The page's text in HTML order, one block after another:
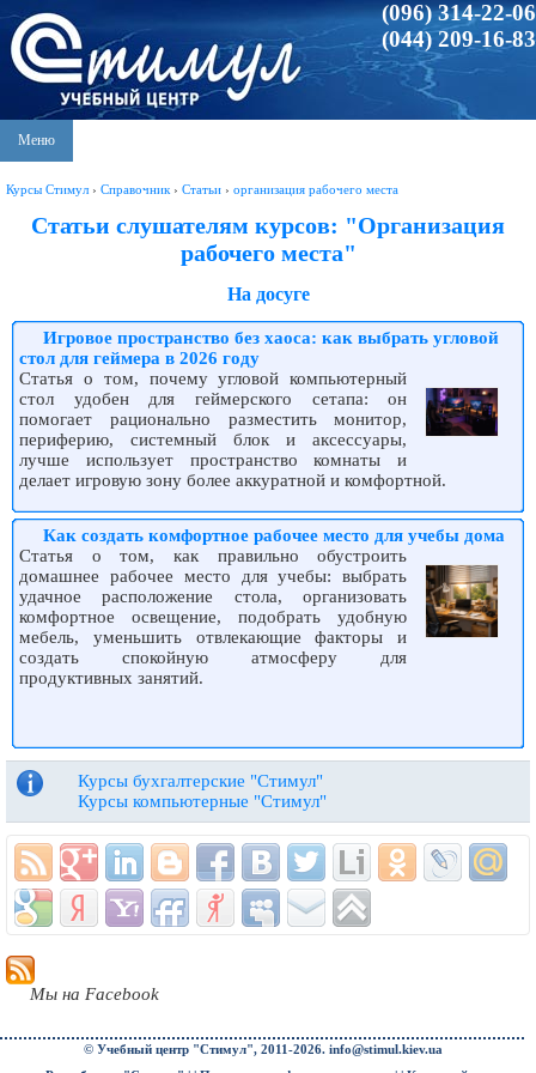
(096) 314-22-06
(044) 209-16-83
Меню
Курсы Стимул › Справочник › Статьи › организация рабочего места
Статьи слушателям курсов: "Организация
рабочего места"
На досуге
Игровое пространство без хаоса: как выбрать угловой
стол для геймера в 2026 году
Статья о том, почему угловой компьютерный
стол удобен для геймерского сетапа: он
помогает рационально разместить монитор,
периферию, системный блок и аксессуары,
лучше использует пространство комнаты и
делает игровую зону более аккуратной и комфортной.
Как создать комфортное рабочее место для учебы дома
Статья о том, как правильно обустроить
домашнее рабочее место для учебы: выбрать
удачное расположение стола, организовать
комфортное освещение, подобрать удобную
мебель, уменьшить отвлекающие факторы и
создать спокойную атмосферу для
продуктивных занятий.
Курсы бухгалтерские "Стимул"
Курсы компьютерные "Стимул"
Мы на Facebook
© Учебный центр "Стимул", 2011-2026. info@stimul.kiev.ua